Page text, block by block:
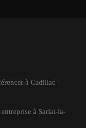
à Cadillac |
à Sarlat-la-